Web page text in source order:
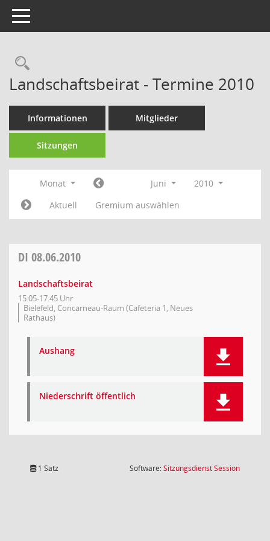
Toggle navigation
Rechercheauswahl
Landschaftsbeirat - Termine 2010
Informationen Mitglieder
Sitzungen
Monat Juni
2010
Aktuell
Gremium auswählen
DI 08.06.2010
Landschaftsbeirat
15:05-17:45 Uhr
Bielefeld, Concarneau-Raum (Cafeteria 1, Neues
Rathaus)
Aushang
Niederschrift öffentlich
1 Satz Software:SitzungsdienstSession(Wird in